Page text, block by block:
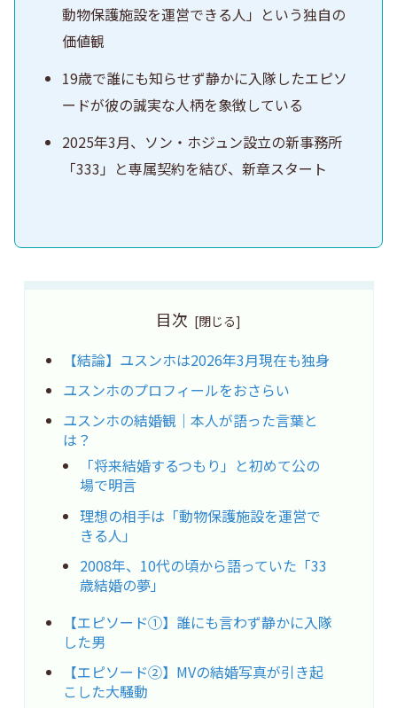
動物保護施設を運営できる人」という独自の
価値観
19歳で誰にも知らせず静かに入隊したエピソ
ードが彼の誠実な人柄を象徴している
2025年3月、ソン・ホジュン設立の新事務所
「333」と専属契約を結び、新章スタート
目次
【結論】ユスンホは2026年3月現在も独身
ユスンホのプロフィールをおさらい
ユスンホの結婚観｜本人が語った言葉と
は？
「将来結婚するつもり」と初めて公の
場で明言
理想の相手は「動物保護施設を運営で
きる人」
2008年、10代の頃から語っていた「33
歳結婚の夢」
【エピソード①】誰にも言わず静かに入隊
した男
【エピソード②】MVの結婚写真が引き起
こした大騒動